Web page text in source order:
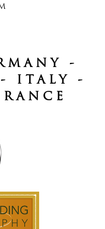
-
- ITALY -